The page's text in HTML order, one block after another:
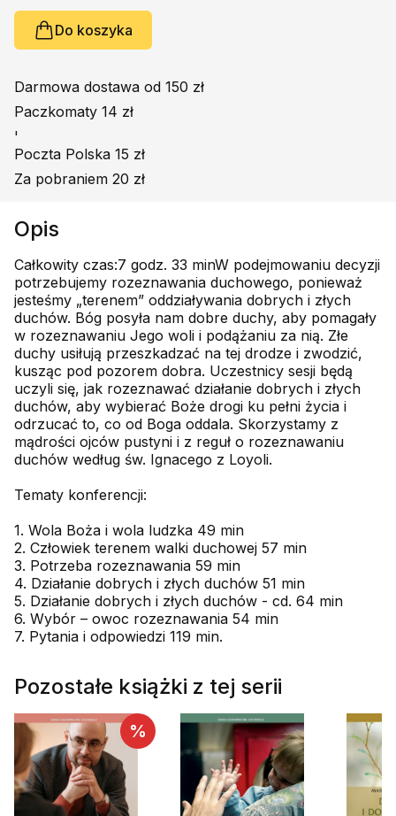
Do koszyka
Darmowa dostawa od 150 zł
Paczkomaty 14 zł
'
Poczta Polska 15 zł
Za pobraniem 20 zł
Opis
Całkowity czas:7 godz. 33 minW podejmowaniu decyzji
potrzebujemy rozeznawania duchowego, ponieważ
jesteśmy „terenem” oddziaływania dobrych i złych
duchów. Bóg posyła nam dobre duchy, aby pomagały
w rozeznawaniu Jego woli i podążaniu za nią. Złe
duchy usiłują przeszkadzać na tej drodze i zwodzić,
kusząc pod pozorem dobra. Uczestnicy sesji będą
uczyli się, jak rozeznawać działanie dobrych i złych
duchów, aby wybierać Boże drogi ku pełni życia i
odrzucać to, co od Boga oddala. Skorzystamy z
mądrości ojców pustyni i z reguł o rozeznawaniu
duchów według św. Ignacego z Loyoli.
Tematy konferencji:
1. Wola Boża i wola ludzka 49 min
2. Człowiek terenem walki duchowej 57 min
3. Potrzeba rozeznawania 59 min
4. Działanie dobrych i złych duchów 51 min
5. Działanie dobrych i złych duchów - cd. 64 min
6. Wybór – owoc rozeznawania 54 min
7. Pytania i odpowiedzi 119 min.
Pozostałe książki z tej serii
%